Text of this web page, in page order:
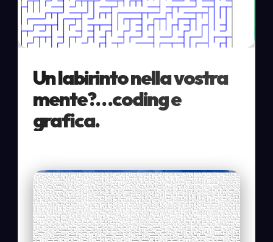
Un labirinto nella vostra
mente?…coding e
grafica.